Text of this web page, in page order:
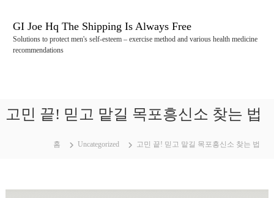
GI Joe Hq The Shipping Is Always Free
Solutions to protect men's self-esteem – exercise method and various health medicine
recommendations
고민 끝! 믿고 맡길 목포흥신소 찾는 법
홈 Uncategorized 고민 끝! 믿고 맡길 목포흥신소 찾는 법